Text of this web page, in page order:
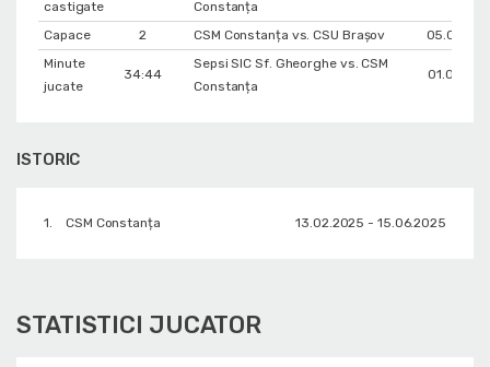
castigate
Constanța
Capace 2 CSM Constanța vs. CSU Braşov
Minute
jucate
34:44
Sepsi SIC Sf. Gheorghe vs. CSM
Constanța
ISTORIC
1. CSM Constanța 13.02.2025 - 15.06.2025
STATISTICI JUCATOR